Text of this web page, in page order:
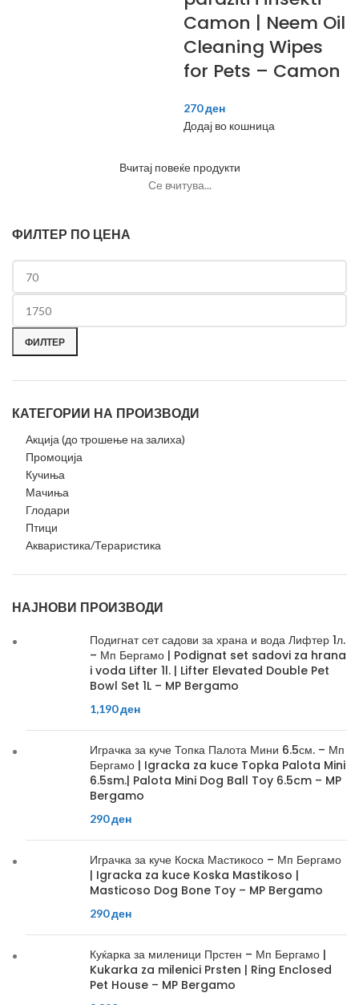
ФИЛТЕР ПО ЦЕНА
ФИЛТЕР
КАТЕГОРИИ НА ПРОИЗВОДИ
Акција (до трошење на залиха)
Промоција
Кучиња
Мачиња
Глодари
Птици
Акваристика/Тераристика
НАЈНОВИ ПРОИЗВОДИ
Подигнат сет садови за храна и вода Лифтер 1л.
– Мп Бергамо | Podignat set sadovi za hrana
i voda Lifter 1l. | Lifter Elevated Double Pet
Bowl Set 1L – MP Bergamo
1,190ден
Играчка за куче Топка Палота Мини 6.5см. – Мп
Бергамо | Igracka za kuce Topka Palota Mini
6.5sm.| Palota Mini Dog Ball Toy 6.5cm – MP
Bergamo
290ден
Играчка за куче Коска Мастикосо – Мп Бергамо
| Igracka za kuce Koska Mastikoso |
Masticoso Dog Bone Toy – MP Bergamo
290ден
Куќарка за миленици Прстен – Мп Бергамо |
Kukarka za milenici Prsten | Ring Enclosed
Pet House – MP Bergamo
Camon | Neem Oil
Cleaning Wipes
for Pets – Camon
270ден
Додај во кошница
Вчитај повеќе продукти
Се вчитува...